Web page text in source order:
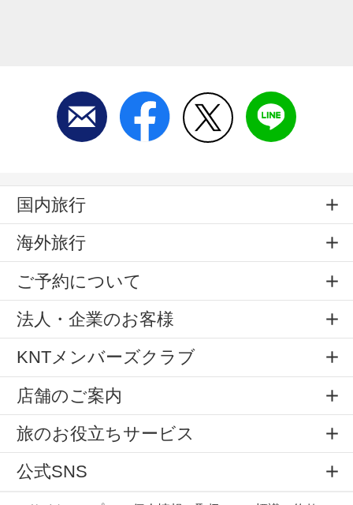
国内旅行
海外旅行
ご予約について
法人・企業のお客様
KNTメンバーズクラブ
店舗のご案内
旅のお役立ちサービス
公式SNS